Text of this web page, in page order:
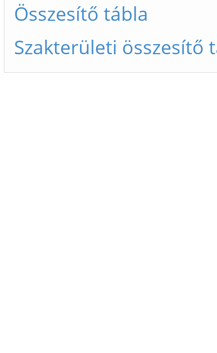
Összesítő tábla
Szakterületi összesítő